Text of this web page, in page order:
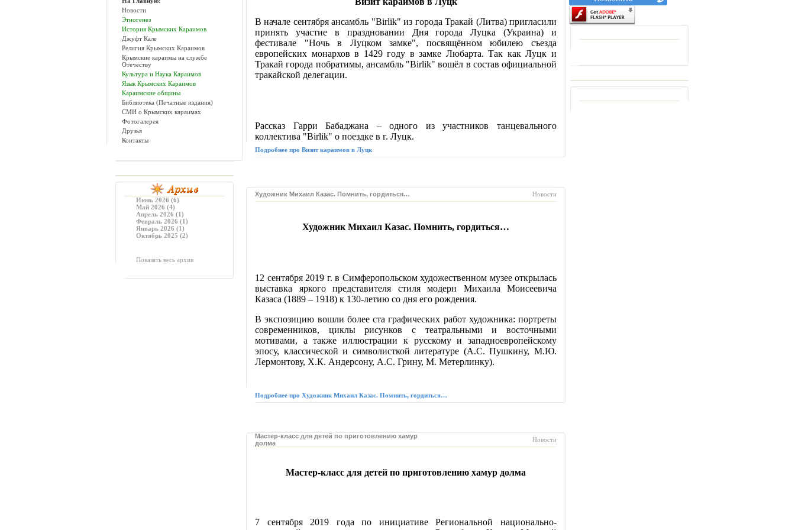
Новости
Этногенез
История Крымских Караимов
Джуфт Кале
Религия Крымских Караимов
Крымские караимы на службе
Отечеству
Культура и Наука Караимов
Язык Крымских Караимов
Караимские общины
Библиотека (Печатные издания)
СМИ о Крымских караимах
Фотогалерея
Друзья
Контакты
Июнь 2026 (6)
Май 2026 (4)
Апрель 2026 (1)
Февраль 2026 (1)
Январь 2026 (1)
Октябрь 2025 (2)
Показать весь архив
В начале сентября ансамбль "Birlik" из города Тракай (Литва) пригласили
принять участие в праздновании Дня города Луцка (Украина) и
фестивале "Ночь в Луцком замке", посвящённом юбилею съезда
европейских монархов в 1429 году в замке Любарта. Так как Луцк и
Тракай города побратимы, ансамбль "Birlik" вошёл в состав официальной
тракайской делегации.
Рассказ Гарри Бабаджана – одного из участников танцевального
коллектива "Birlik" о поездке в г. Луцк.
Подробнее про Визит караимов в Луцк
Художник Михаил Казас. Помнить, гордиться… Новости
Художник Михаил Казас. Помнить, гордиться…
12 сентября 2019 г. в Симферопольском художественном музее открылась
выставка яркого представителя стиля модерн Михаила Моисеевича
Казаса (1889 – 1918) к 130-летию со дня его рождения.
В экспозицию вошли более ста графических работ художника: портреты
современников, циклы рисунков с театральными и восточными
мотивами, а также иллюстрации к русскому и западноевропейскому
эпосу, классической и символисткой литературе (А.С. Пушкину, М.Ю.
Лермонтову, Х.К. Андерсону, А.С. Грину, М. Метерлинку).
Подробнее про Художник Михаил Казас. Помнить, гордиться…
Мастер-класс для детей по приготовлению хамур
долма
Новости
Мастер-класс для детей по приготовлению хамур долма
7 сентября 2019 года по инициативе Региональной национально-